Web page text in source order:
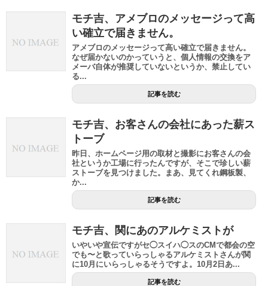
モチ吉、アメブロのメッセージって高
い確立で届きません。
アメブロのメッセージって高い確立で届きません。
なぜ届かないのかっていうと、個人情報の交換をア
メーバ自体が推奨していないというか、禁止してい
る...
記事を読む
モチ吉、お客さんの会社にあった薪ス
トーブ
昨日、ホームページ用の取材と撮影にお客さんの会
社というか工場に行ったんですが、そこで珍しい薪
ストーブを見つけました。まあ、見てくれ鋼板製、
か...
記事を読む
モチ吉、関にあのアルケミストが
いやいや宣伝ですがセ◯スイハ◯スのCMで都会の空
でも〜と歌っていらっしゃるアルケミストさんが関
に10月にいらっしゃるそうですよ。10月2日あ...
記事を読む